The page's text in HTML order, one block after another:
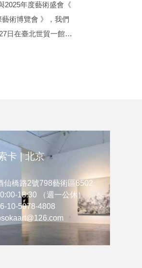
2025年度藝術盛會《
術博覽會 》，我們
日在臺北世貿一館展
、詹佶昂、嚴一能與
畫排列）。他們透
觀與文化符號，描繪
存在狀態，折射出記
層面的多重面貌。
卡 | 北京
仙橋路2號798藝術區8502
18:30 （週一公休）
10-5978-4808